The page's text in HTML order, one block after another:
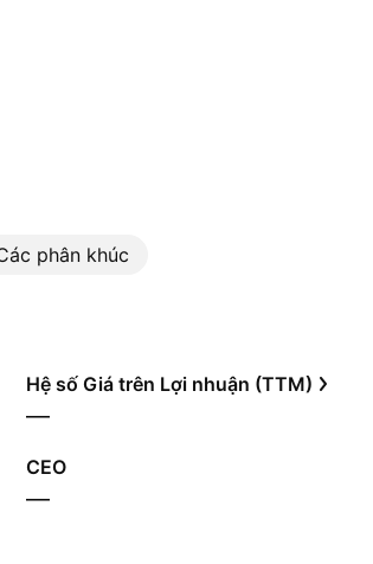
phân khúc
Hệ số Giá trên Lợi nhuận (TTM)
—
CEO
—